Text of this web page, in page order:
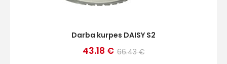
Darba kurpes DAISY S2
43.18 € 66.43 €